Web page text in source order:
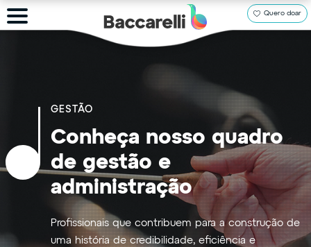
Quero doar
GESTÃO
Conheça nosso quadro
de gestão e
administração
Profissionais que contribuem para a construção de
uma história de credibilidade, eficiência e